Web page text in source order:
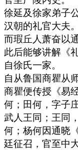
徐延及徐家弟子
汉朝的礼官大夫。
而瑕丘人萧奋以
此后能够讲解《
自徐氏一家。
自从鲁国商瞿从
商瞿便传授《易
何；田何，字子
武人王同；王同
何；杨何因通晓
廷征召，官至中大